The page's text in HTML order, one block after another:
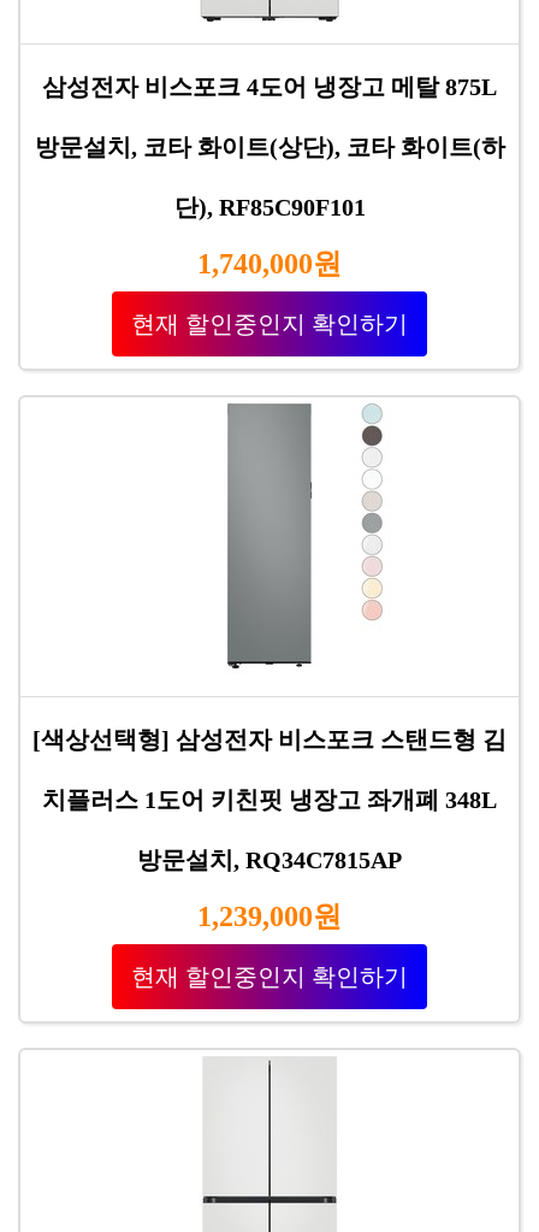
삼성전자 비스포크 4도어 냉장고 메탈 875L
방문설치, 코타 화이트(상단), 코타 화이트(하
단), RF85C90F101
1,740,000원
현재 할인중인지 확인하기
[색상선택형] 삼성전자 비스포크 스탠드형 김
치플러스 1도어 키친핏 냉장고 좌개폐 348L
방문설치, RQ34C7815AP
1,239,000원
현재 할인중인지 확인하기